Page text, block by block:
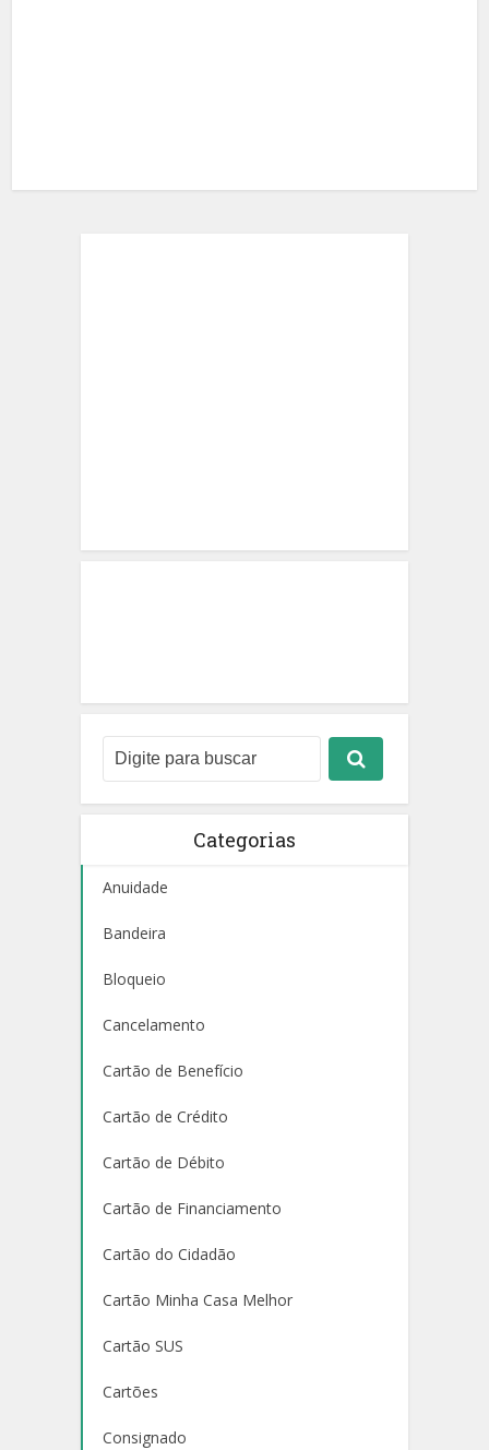
Categorias
Anuidade
Bandeira
Bloqueio
Cancelamento
Cartão de Benefício
Cartão de Crédito
Cartão de Débito
Cartão de Financiamento
Cartão do Cidadão
Cartão Minha Casa Melhor
Cartão SUS
Cartões
Consignado